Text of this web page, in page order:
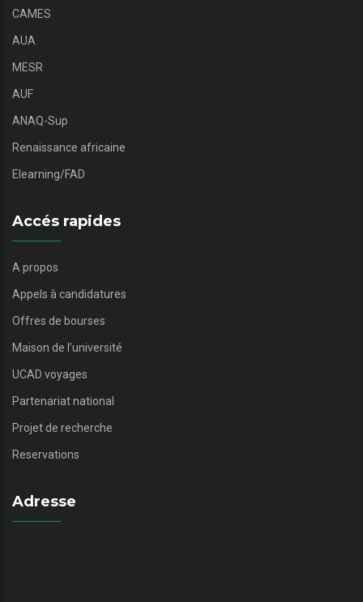
CAMES
AUA
MESR
AUF
ANAQ-Sup
Renaissance africaine
Elearning/FAD
Accés rapides
A propos
Appels à candidatures
Offres de bourses
Maison de l’université
UCAD voyages
Partenariat national
Projet de recherche
Reservations
Adresse